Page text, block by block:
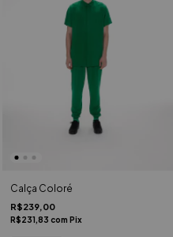
Calça Coloré
R$239,00
R$231,83 com Pix